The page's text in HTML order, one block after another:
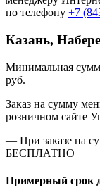
по телефону +7
Казань,
Минимальная
руб.
Заказ на сумму
розничном сайте
— При заказе на
БЕСПЛАТНО
Примерный срок